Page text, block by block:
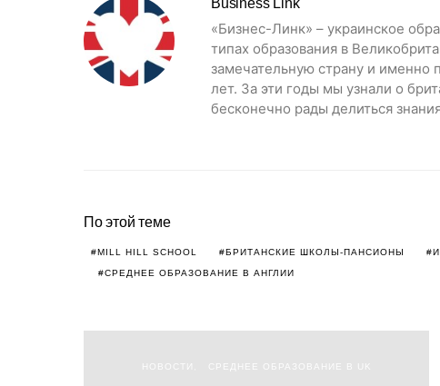
Business Link
«Бизнес-Линк» – украинское
типах образования в
замечательную страну и
лет. За эти годы мы узнали о
бесконечно рады делиться
По этой теме
MILL HILL SCHOOL БРИТАНСКИЕ ШКОЛЫ-ПАНСИОНЫ
СРЕДНЕЕ ОБРАЗОВАНИЕ В АНГЛИИ
НОВОСТИ СРЕДНЕЕ ОБРАЗОВАНИЕ В UK